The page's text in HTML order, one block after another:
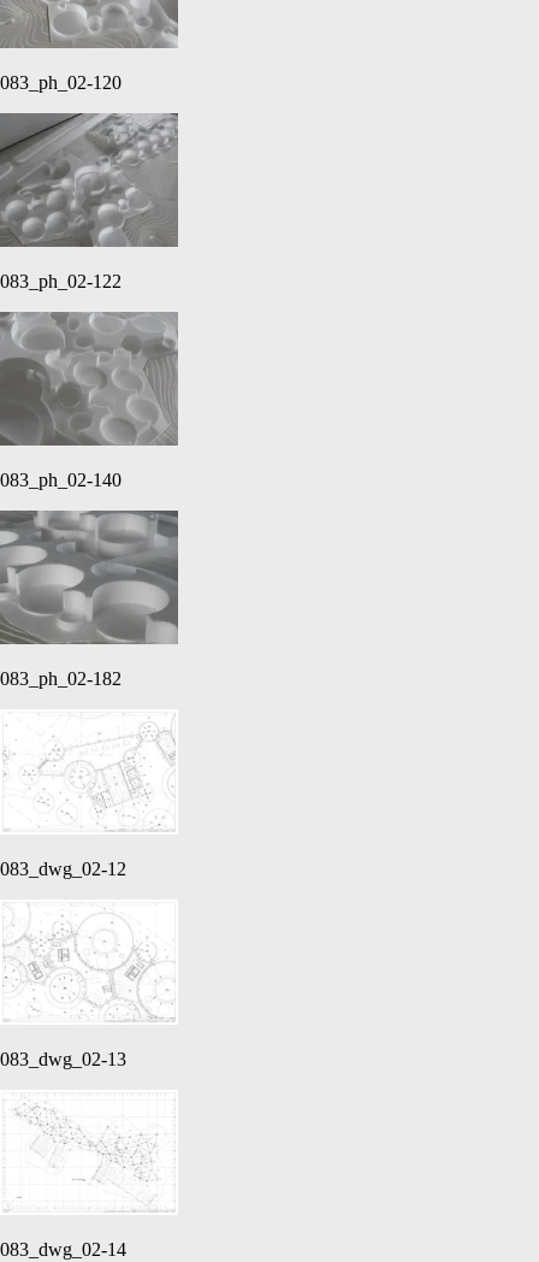
083_ph_02-120
083_ph_02-122
083_ph_02-140
083_ph_02-182
083_dwg_02-12
083_dwg_02-13
083_dwg_02-14